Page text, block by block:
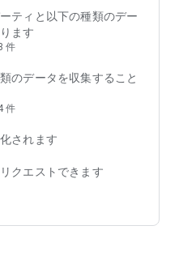
メニュー）が選ばれる3つ
ーポンのほか、店舗限定割
ーン店から人気の行列店ま
い＆わかりやすい操作画面
リーアプリ menu（メニュ
を日々チェック！いつでも
ティと以下の種類のデー
ます
件
のデータを収集すること
件
されます
クエストできます